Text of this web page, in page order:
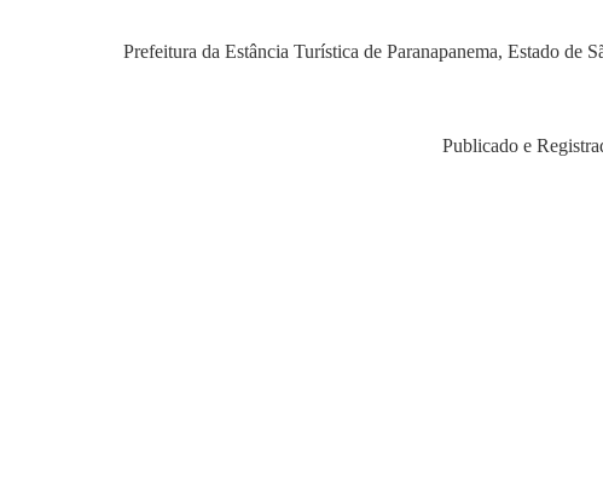
Prefeitura da Estância Turística de Paranapanema, Estado de
Publicado e